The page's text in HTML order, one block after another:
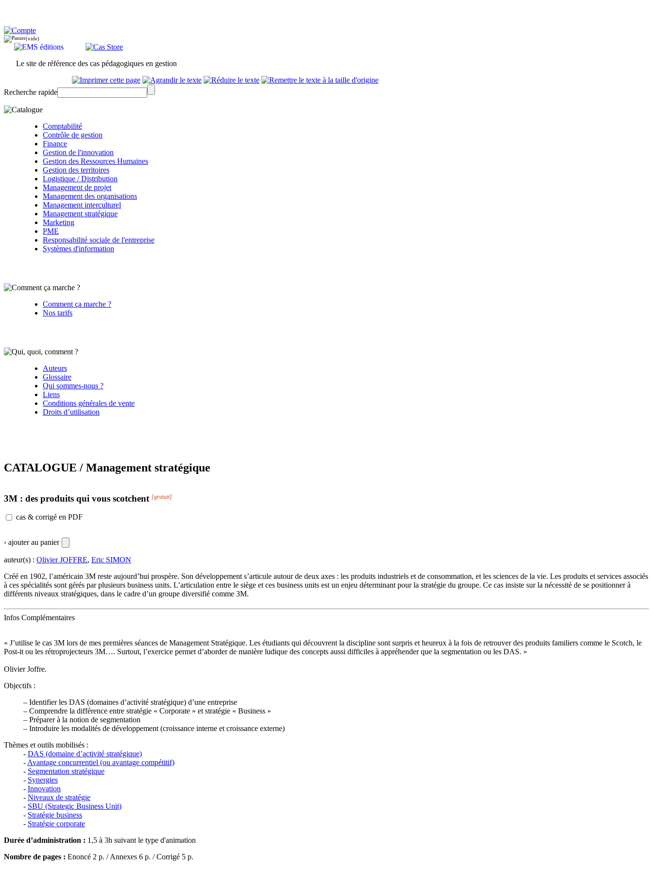
(vide)
Le site de référence des cas pédagogiques en gestion
Recherche rapide
Comptabilité
Contrôle de gestion
Finance
Gestion de l'innovation
Gestion des Ressources Humaines
Gestion des territoires
Logistique / Distribution
Management de projet
Management des organisations
Management interculturel
Management stratégique
Marketing
PME
Responsabilité sociale de l'entreprise
Systèmes d'information
Comment ça marche ?
Nos tarifs
Auteurs
Glossaire
Qui sommes-nous ?
Liens
Conditions générales de vente
Droits d’utilisation
CATALOGUE / Management stratégique
3M : des produits qui vous scotchent [gratuit]
cas & corrigé en PDF
› ajouter au panier
auteur(s) : Olivier JOFFRE, Eric SIMON
Créé en 1902, l’américain 3M reste aujourd’hui prospère. Son développement s’articule autour de deux axes : les produits industriels et de consommation, et les sciences de la vie. Les produits et services associés
à ces spécialités sont gérés par plusieurs business units. L’articulation entre le siège et ces business units est un enjeu déterminant pour la stratégie du groupe. Ce cas insiste sur la nécessité de se positionner à
différents niveaux stratégiques, dans le cadre d’un groupe diversifié comme 3M.
Infos Complémentaires
« J’utilise le cas 3M lors de mes premières séances de Management Stratégique. Les étudiants qui découvrent la discipline sont surpris et heureux à la fois de retrouver des produits familiers comme le Scotch, le
Post-it ou les rétroprojecteurs 3M…. Surtout, l’exercice permet d’aborder de manière ludique des concepts aussi difficiles à appréhender que la segmentation ou les DAS. »
Olivier Joffre.
Objectifs :
– Identifier les DAS (domaines d’activité stratégique) d’une entreprise
– Comprendre la différence entre stratégie « Corporate » et stratégie « Business »
– Préparer à la notion de segmentation
– Introduire les modalités de développement (croissance interne et croissance externe)
Thèmes et outils mobilisés :
- DAS (domaine d’activité stratégique)
- Avantage concurrentiel (ou avantage compétitif)
- Segmentation stratégique
- Synergies
- Innovation
- Niveaux de stratégie
- SBU (Strategic Business Unit)
- Stratégie business
- Stratégie corporate
Durée d’administration : 1,5 à 3h suivant le type d'animation
Nombre de pages : Enoncé 2 p. / Annexes 6 p. / Corrigé 5 p.